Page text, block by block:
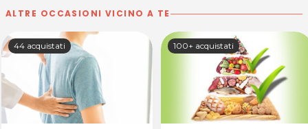
ALTRE OCCASIONI VICINO A TE
44 acquistati 100+ acquistati